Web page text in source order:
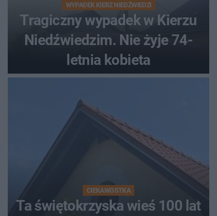
WYPADEK KIERZ NIEDŹWIEDZI
Tragiczny wypadek w Kierzu
Niedźwiedzim. Nie żyje 74-
letnia kobieta
CIEKAWOSTKA
Ta świętokrzyska wieś 100 lat